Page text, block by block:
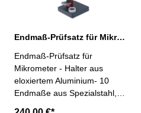
Endmaß-Prüfsatz für Mikrometer mit Halter
Endmaß-Prüfsatz für
Mikrometer - Halter aus
eloxiertem Aluminium- 10
Endmaße aus Spezialstahl,